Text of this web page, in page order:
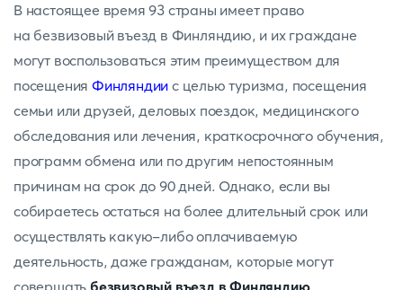
В настоящее время 93 страны имеет право
на безвизовый въезд в Финляндию, и их граждане
могут воспользоваться этим преимуществом для
посещенияФинляндии с целью туризма, посещения
семьи или друзей, деловых поездок, медицинского
обследования или лечения, краткосрочного обучения,
программ обмена или по другим непостоянным
причинам на срок до 90 дней. Однако, если вы
собираетесь остаться на более длительный срок или
осуществлять какую-либо оплачиваемую
деятельность, даже гражданам, которые могут
совершатьбезвизовый въезд в Финляндию